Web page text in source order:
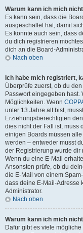
Warum kann ich mich
Es kann sein, dass die
ausgeschaltet hat, damit
Es könnte auch sein, dass
du dich registrieren
dich an die Board-
Nach oben
Ich habe mich registriert,
Überprüfe zuerst, ob du
Passwort eingegeben hast.
Möglichkeiten. Wenn
unter 13 Jahre alt bist,
Erziehungsberechtigten
dies nicht der Fall ist, muss
einigen Boards müssen
werden – entweder musst
der Registrierung wurde dir
Wenn du eine E-Mail
Ansonsten prüfe, ob du
die E-Mail von einem
dass deine E-Mail-Adresse
Administrator.
Nach oben
Warum kann ich mich
Dafür gibt es viele